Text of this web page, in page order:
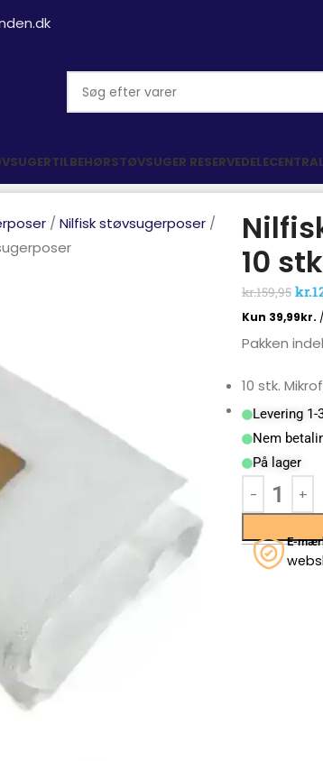
STØVSUGER RESERVEDELE
Nilfisk støvsugerposer
10
kr.159,95 kr.
Pakken
10 stk.
Tegn
Levering 1-
Nem
På lager
E-